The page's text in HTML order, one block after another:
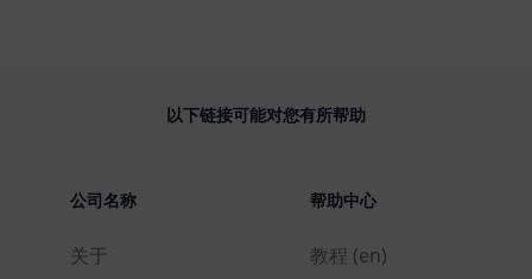
以下链接可能对您有所帮助
公司名称
关于
帮助中心
教程 (en)